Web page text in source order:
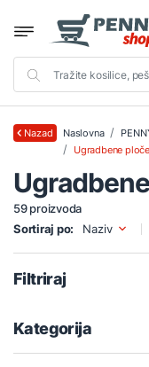
Nazad Naslovna
Ugradbene
59 proizvoda
Sortiraj po:
Naziv
Filtriraj
Kategorija